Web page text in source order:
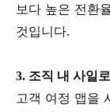
보다 높은 전환
것입니다.
3. 조직 내 사일
고객 여정 맵을